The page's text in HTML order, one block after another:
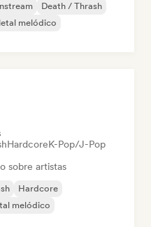
Death / Thrash
melódico
HardcoreK-Pop/J-Pop
sobre artistas
Hardcore
melódico